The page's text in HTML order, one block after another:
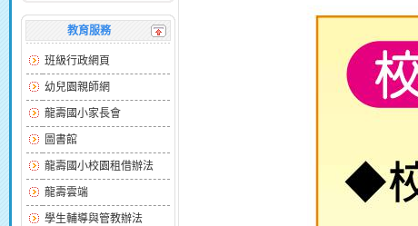
教育服務
班級行政網頁
幼兒園親師網
龍壽國小家長會
圖書館
龍壽國小校園租借辦法
龍壽雲端
學生輔導與管教辦法